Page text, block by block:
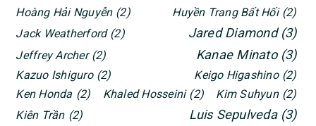
Hoàng Hải Nguyễn (2) Huyền Trang Bất Hối (2)
Jack Weatherford (2) Jared Diamond (3)
Jeffrey Archer (2) Kanae Minato (3)
Kazuo Ishiguro (2) Keigo Higashino (2)
Ken Honda (2) Khaled Hosseini (2) Kim Suhyun (2)
Kiên Trần (2) Luis Sepulveda (3)